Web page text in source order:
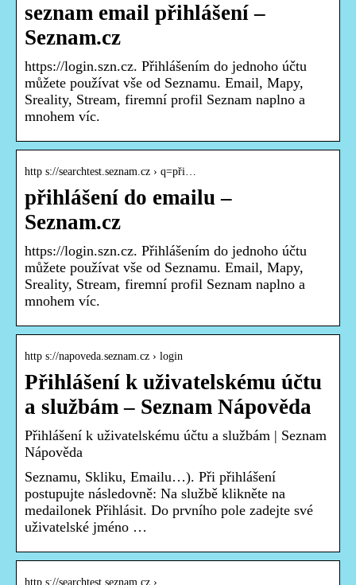
seznam email přihlášení –
Seznam.cz
https://login.szn.cz. Přihlášením do jednoho účtu
můžete používat vše od Seznamu. Email, Mapy,
Sreality, Stream, firemní profil Seznam naplno a
mnohem víc.
http s://searchtest.seznam.cz › q=při…
přihlášení do emailu –
Seznam.cz
https://login.szn.cz. Přihlášením do jednoho účtu
můžete používat vše od Seznamu. Email, Mapy,
Sreality, Stream, firemní profil Seznam naplno a
mnohem víc.
http s://napoveda.seznam.cz › login
Přihlášení k uživatelskému účtu
a službám – Seznam Nápověda
Přihlášení k uživatelskému účtu a službám | Seznam
Nápověda
Seznamu, Skliku, Emailu…). Při přihlášení
postupujte následovně: Na službě klikněte na
medailonek Přihlásit. Do prvního pole zadejte své
uživatelské jméno …
http s://searchtest.seznam.cz › …